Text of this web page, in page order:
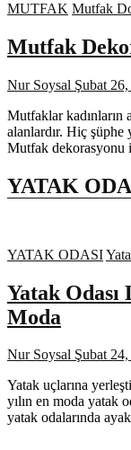
MUTFAK Mutfak
Mutfak
Nur Soysal Şubat
Mutfaklar kadınların
alanlardır. Hiç şüphe
Mutfak dekorasyonu
YATAK
YATAK ODASI
Yatak Odası
Moda
Nur Soysal Şubat
Yatak uçlarına
yılın en moda yatak
yatak odalarında